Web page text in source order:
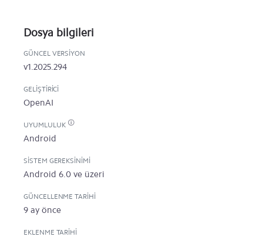
Dosya bilgileri
GÜNCEL VERSIYON
v1.2025.294
GELIŞTIRICI
OpenAI
UYUMLULUK
Android
SISTEM GEREKSINIMI
Android 6.0 ve üzeri
GÜNCELLENME TARIHI
9 ay önce
EKLENME TARIHI